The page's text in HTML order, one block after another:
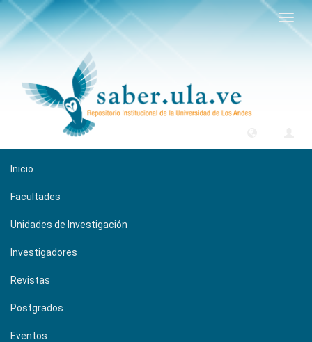
Inicio
Facultades
Unidades de Investigación
Investigadores
Revistas
Postgrados
Eventos